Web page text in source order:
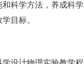
科学方法，养成科学
目标。